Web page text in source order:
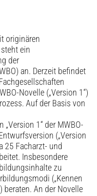
originären
ein
der
an. Derzeit befindet
Novelle („Version 1“)
Auf der Basis von
1“ der MWBO-
(„Version
25 Facharzt- und
Insbesondere
zu
(„Kennen
beraten. An der Novelle